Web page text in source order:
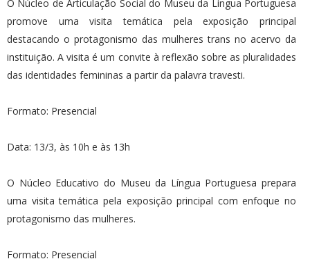
O Núcleo de Articulação Social do Museu da Língua Portuguesa
promove uma visita temática pela exposição principal
destacando o protagonismo das mulheres trans no acervo da
instituição. A visita é um convite à reflexão sobre as pluralidades
das identidades femininas a partir da palavra travesti.
Formato: Presencial
Data: 13/3, às 10h e às 13h
O Núcleo Educativo do Museu da Língua Portuguesa prepara
uma visita temática pela exposição principal com enfoque no
protagonismo das mulheres.
Formato: Presencial